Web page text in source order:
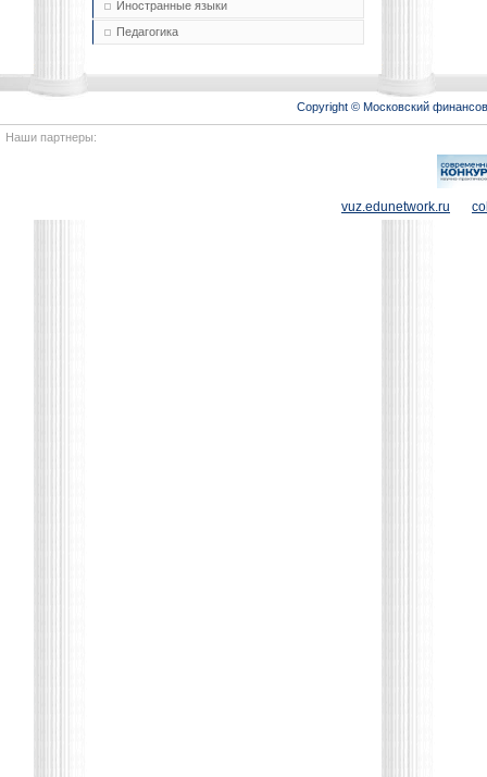
Иностранные языки
Педагогика
Copyright © Московский
Наши партнеры:
vuz.edunetwork.ru